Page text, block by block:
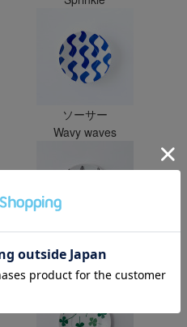
ソーサー
Wavy waves
ソーサー
Fir fir fir